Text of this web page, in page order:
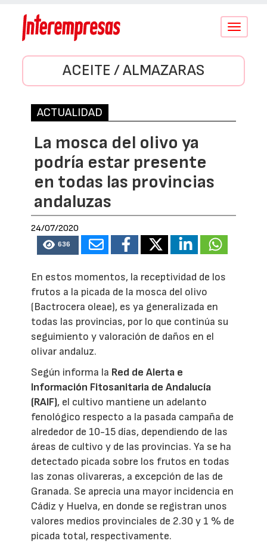
Conmutar
ACEITE / ALMAZARAS
ACTUALIDAD
La mosca del olivo ya
podría estar presente
en todas las provincias
andaluzas
24/07/2020
636
En estos momentos, la receptividad de los
frutos a la picada de la mosca del olivo
(Bactrocera oleae), es ya generalizada en
todas las provincias, por lo que continúa su
seguimiento y valoración de daños en el
olivar andaluz.
Según informa la Red de Alerta e
Información Fitosanitaria de Andalucía
(RAIF), el cultivo mantiene un adelanto
fenológico respecto a la pasada campaña de
alrededor de 10-15 días, dependiendo de las
áreas de cultivo y de las provincias. Ya se ha
detectado picada sobre los frutos en todas
las zonas olivareras, a excepción de las de
Granada. Se aprecia una mayor incidencia en
Cádiz y Huelva, en donde se registran unos
valores medios provinciales de 2.30 y 1 % de
picada total, respectivamente.